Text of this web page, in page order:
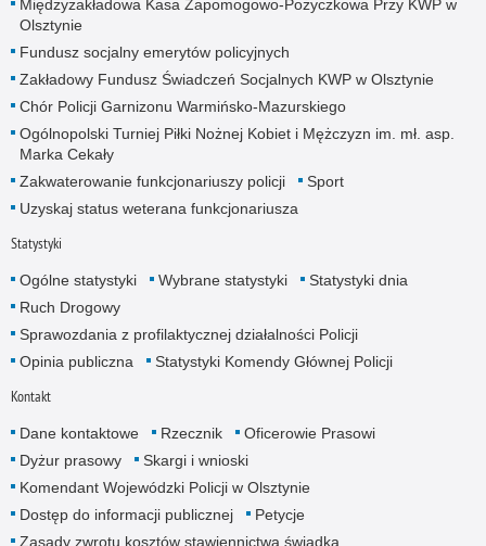
Międzyzakładowa Kasa Zapomogowo-Pożyczkowa Przy KWP w
Olsztynie
Fundusz socjalny emerytów policyjnych
Zakładowy Fundusz Świadczeń Socjalnych KWP w Olsztynie
Chór Policji Garnizonu Warmińsko-Mazurskiego
Ogólnopolski Turniej Piłki Nożnej Kobiet i Mężczyzn im. mł. asp.
Marka Cekały
Zakwaterowanie funkcjonariuszy policji
Sport
Uzyskaj status weterana funkcjonariusza
Statystyki
Ogólne statystyki Wybrane statystyki
Statystyki dnia
Ruch Drogowy
Sprawozdania z profilaktycznej działalności Policji
Opinia publiczna
Statystyki Komendy Głównej Policji
Kontakt
Dane kontaktowe Rzecznik
Oficerowie Prasowi
Dyżur prasowy
Skargi i wnioski
Komendant Wojewódzki Policji w Olsztynie
Dostęp do informacji publicznej
Petycje
Zasady zwrotu kosztów stawiennictwa świadka